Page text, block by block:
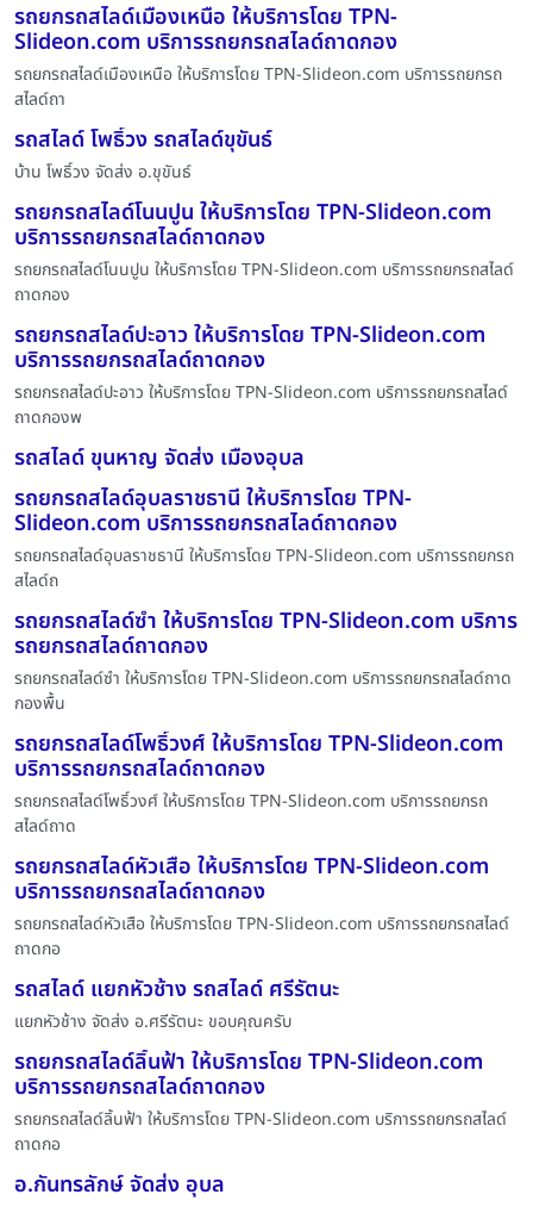
รถยกรถสไลด์เมืองเหนือ ให้บริการโดย TPN-
Slideon.com บริการรถยกรถสไลด์ถาดกอง
รถยกรถสไลด์เมืองเหนือ ให้บริการโดย TPN-Slideon.com บริการรถยกรถ
สไลด์ถา
รถสไลด์ โพธิ์วง รถสไลด์ขุขันธ์
บ้าน โพธิ์วง จัดส่ง อ.ขุขันธ์
รถยกรถสไลด์โนนปูน ให้บริการโดย TPN-Slideon.com
บริการรถยกรถสไลด์ถาดกอง
รถยกรถสไลด์โนนปูน ให้บริการโดย TPN-Slideon.com บริการรถยกรถสไลด์
ถาดกอง
รถยกรถสไลด์ปะอาว ให้บริการโดย TPN-Slideon.com
บริการรถยกรถสไลด์ถาดกอง
รถยกรถสไลด์ปะอาว ให้บริการโดย TPN-Slideon.com บริการรถยกรถสไลด์
ถาดกองพ
รถสไลด์ ขุนหาญ จัดส่ง เมืองอุบล
รถยกรถสไลด์อุบลราชธานี ให้บริการโดย TPN-
Slideon.com บริการรถยกรถสไลด์ถาดกอง
รถยกรถสไลด์อุบลราชธานี ให้บริการโดย TPN-Slideon.com บริการรถยกรถ
สไลด์ถ
รถยกรถสไลด์ซำ ให้บริการโดย TPN-Slideon.com บริการ
รถยกรถสไลด์ถาดกอง
รถยกรถสไลด์ซำ ให้บริการโดย TPN-Slideon.com บริการรถยกรถสไลด์ถาด
กองพื้น
รถยกรถสไลด์โพธิ์วงศ์ ให้บริการโดย TPN-Slideon.com
บริการรถยกรถสไลด์ถาดกอง
รถยกรถสไลด์โพธิ์วงศ์ ให้บริการโดย TPN-Slideon.com บริการรถยกรถ
สไลด์ถาด
รถยกรถสไลด์หัวเสือ ให้บริการโดย TPN-Slideon.com
บริการรถยกรถสไลด์ถาดกอง
รถยกรถสไลด์หัวเสือ ให้บริการโดย TPN-Slideon.com บริการรถยกรถสไลด์
ถาดกอ
รถสไลด์ แยกหัวช้าง รถสไลด์ ศรีรัตนะ
แยกหัวช้าง จัดส่ง อ.ศรีรัตนะ ขอบคุณครับ
รถยกรถสไลด์ลิ้นฟ้า ให้บริการโดย TPN-Slideon.com
บริการรถยกรถสไลด์ถาดกอง
รถยกรถสไลด์ลิ้นฟ้า ให้บริการโดย TPN-Slideon.com บริการรถยกรถสไลด์
ถาดกอ
อ.กันทรลักษ์ จัดส่ง อุบล